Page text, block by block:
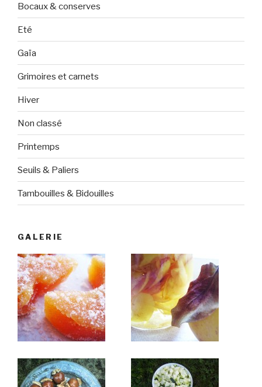
Bocaux & conserves
Eté
Gaïa
Grimoires et carnets
Hiver
Non classé
Printemps
Seuils & Paliers
Tambouilles & Bidouilles
GALERIE